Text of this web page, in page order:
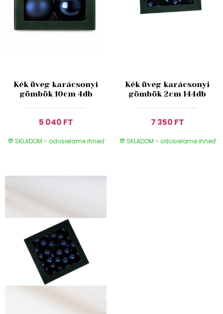
Kék üveg karácsonyi
gömbök 10cm 4db
5 040 FT
SKLADOM - odosielame ihneď
Kék üveg karácsonyi
gömbök 2cm 144db
7 350 FT
SKLADOM - odosielame ihneď